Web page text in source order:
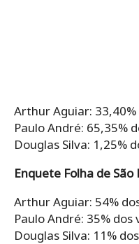
Arthur Aguiar:
Paulo André: 65,35%
Douglas Silva: 1,25%
Enquete Folha de
Arthur Aguiar: 54%
Paulo André: 35% dos
Douglas Silva: 11%